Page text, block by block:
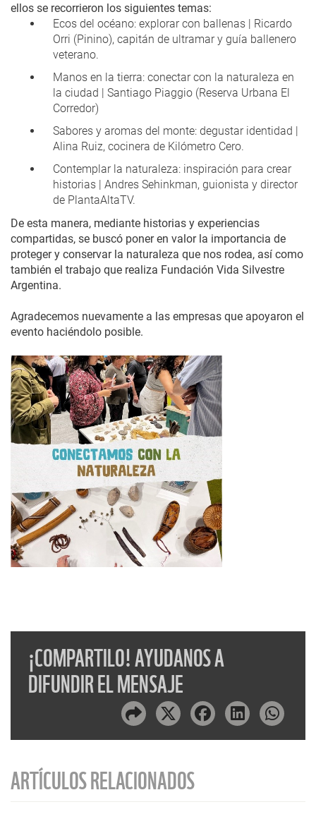
ellos se recorrieron los siguientes temas:
Ecos del océano: explorar con ballenas | Ricardo
Orri (Pinino), capitán de ultramar y guía ballenero
veterano.
Manos en la tierra: conectar con la naturaleza en
la ciudad | Santiago Piaggio (Reserva Urbana El
Corredor)
Sabores y aromas del monte: degustar identidad |
Alina Ruiz, cocinera de Kilómetro Cero.
Contemplar la naturaleza: inspiración para crear
historias | Andres Sehinkman, guionista y director
de PlantaAltaTV.
De esta manera, mediante historias y experiencias
compartidas, se buscó poner en valor la importancia de
proteger y conservar la naturaleza que nos rodea, así como
también el trabajo que realiza Fundación Vida Silvestre
Argentina.
Agradecemos nuevamente a las empresas que apoyaron el
evento haciéndolo posible.
¡COMPARTILO! AYUDANOS A
DIFUNDIR EL MENSAJE
ARTÍCULOS RELACIONADOS